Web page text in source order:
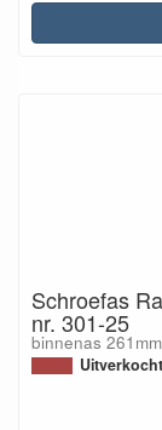
Schroefas
nr. 301-25
binnenas